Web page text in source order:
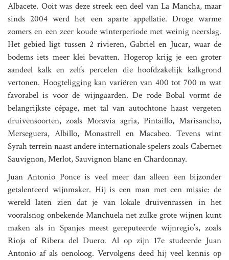
Albacete. Ooit was deze streek een deel van La Mancha, maar
sinds 2004 werd het een aparte appellatie. Droge warme
zomers en een zeer koude winterperiode met weinig neerslag.
Het gebied ligt tussen 2 rivieren, Gabriel en Jucar, waar de
bodems iets meer klei bevatten. Hogerop krijg je een groter
aandeel kalk en zelfs percelen die hoofdzakelijk kalkgrond
vertonen. Hoogteligging kan variëren van 400 tot 700 m wat
favorabel is voor de wijngaarden. De rode Bobal vormt de
belangrijkste cépage, met tal van autochtone haast vergeten
druivensoorten, zoals Moravia agria, Pintaillo, Marisancho,
Merseguera, Albillo, Monastrell en Macabeo. Tevens wint
Syrah terrein naast andere internationale spelers zoals Cabernet
Sauvignon, Merlot, Sauvignon blanc en Chardonnay.
Juan Antonio Ponce is veel meer dan alleen een bijzonder
getalenteerd wijnmaker. Hij is een man met een missie: de
wereld laten zien dat je van lokale druivenrassen in het
vooralsnog onbekende Manchuela net zulke grote wijnen kunt
maken als in Spanjes meest gereputeerde wijnregio’s, zoals
Rioja of Ribera del Duero. Al op zijn 17e studeerde Juan
Antonio af als oenoloog. Vervolgens deed hij veel kennis op